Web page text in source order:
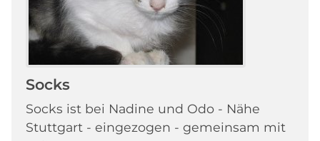
Socks
Socks ist bei Nadine und Odo - Nähe
Stuttgart - eingezogen - gemeinsam mit